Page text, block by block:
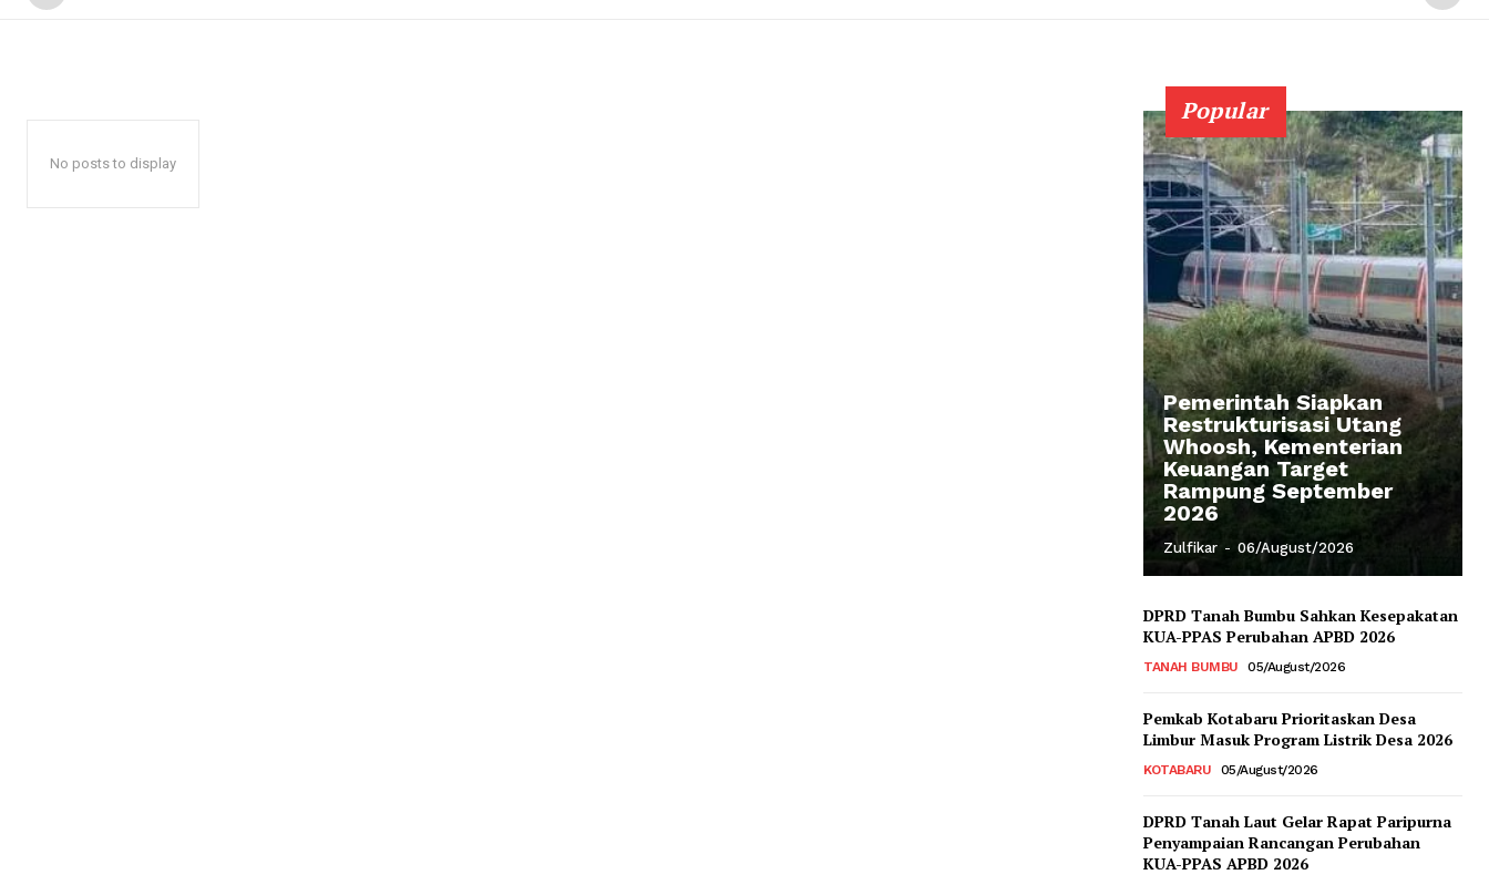
No posts to display
Popular
Pemerintah Siapkan
Restrukturisasi Utang
Whoosh, Kementerian
Keuangan Target
Rampung September
2026
Zulfikar - 06/August/2026
DPRD Tanah Bumbu Sahkan Kesepakatan
KUA-PPAS Perubahan APBD 2026
TANAH BUMBU 05/August/2026
Pemkab Kotabaru Prioritaskan Desa
Limbur Masuk Program Listrik Desa 2026
KOTABARU 05/August/2026
DPRD Tanah Laut Gelar Rapat Paripurna
Penyampaian Rancangan Perubahan
KUA-PPAS APBD 2026